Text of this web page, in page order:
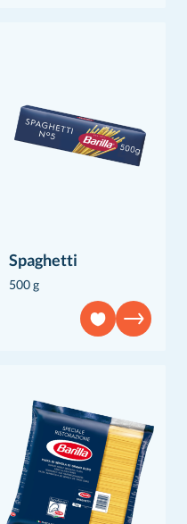
Spaghetti
500 g